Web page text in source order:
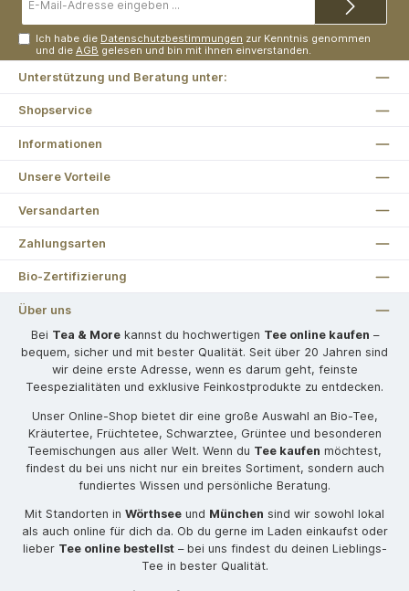
Mail-
Ich habe die Datenschutzbestimmungen zur Kenntnis genommen
und dieAGB gelesen und bin mit ihnen einverstanden.
Unterstützung und Beratung unter:
Shopservice
Informationen
Unsere Vorteile
Versandarten
Zahlungsarten
Bio-Zertifizierung
Über uns
Bei Tea & Morekannst du hochwertigen Tee online kaufen –
bequem, sicher und mit bester Qualität. Seit über 20 Jahren sind
wir deine erste Adresse, wenn es darum geht, feinste
Teespezialitäten und exklusive Feinkostprodukte zu entdecken.
Unser Online-Shop bietet dir eine große Auswahl an Bio-Tee,
Kräutertee, Früchtetee, Schwarztee, Grüntee und besonderen
Teemischungen aus aller Welt. Wenn du Tee kaufen möchtest,
findest du bei uns nicht nur ein breites Sortiment, sondern auch
fundiertes Wissen und persönliche Beratung.
Mit Standorten in Wörthsee und München sind wir sowohl lokal
als auch online für dich da. Ob du gerne im Laden einkaufst oder
lieber Tee online bestellst– bei uns findest du deinen Lieblings-
Tee in bester Qualität.